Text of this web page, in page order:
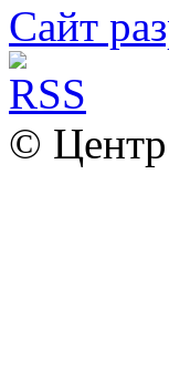
Сайт
© Центр